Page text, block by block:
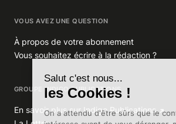
VOUS AVEZ UNE QUESTION
À propos de votre abonnement
Vous souhaitez écrire à la rédaction ?
GROUPE INDIGO PUBLICATIONS
En savoir plus sur Indigo Publications